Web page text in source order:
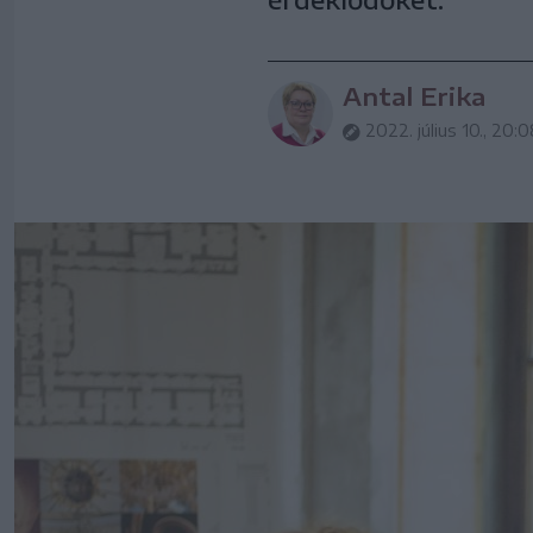
Antal Erika
2022. július 10.,